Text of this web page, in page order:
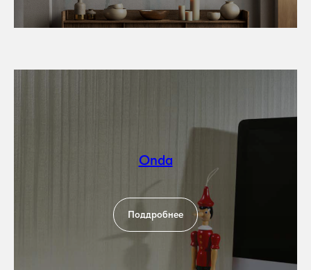
Onda
Поддробнее